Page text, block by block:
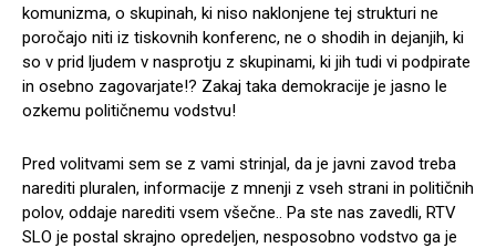
komunizma, o skupinah, ki niso naklonjene tej strukturi ne
poročajo niti iz tiskovnih konferenc, ne o shodih in dejanjih, ki
so v prid ljudem v nasprotju z skupinami, ki jih tudi vi podpirate
in osebno zagovarjate!? Zakaj taka demokracije je jasno le
ozkemu političnemu vodstvu!
Pred volitvami sem se z vami strinjal, da je javni zavod treba
narediti pluralen, informacije z mnenji z vseh strani in političnih
polov, oddaje narediti vsem všečne.. Pa ste nas zavedli, RTV
SLO je postal skrajno opredeljen, nesposobno vodstvo ga je